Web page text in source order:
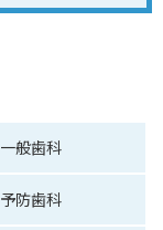
一般歯科
予防歯科